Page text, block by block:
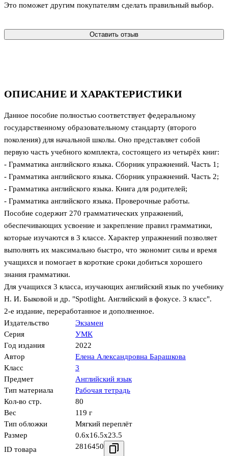
ОПИСАНИЕ И ХАРАКТЕРИСТИКИ
Данное пособие полностью соответствует федеральному
государственному образовательному стандарту (второго
поколения) для начальной школы. Оно представляет собой
первую часть учебного комплекта, состоящего из четырёх книг:
- Грамматика английского языка. Сборник упражнений. Часть 1;
- Грамматика английского языка. Сборник упражнений. Часть 2;
- Грамматика английского языка. Книга для родителей;
- Грамматика английского языка. Проверочные работы.
Пособие содержит 270 грамматических упражнений,
обеспечивающих усвоение и закрепление правил грамматики,
которые изучаются в 3 классе. Характер упражнений позволяет
выполнять их максимально быстро, что экономит силы и время
учащихся и помогает в короткие сроки добиться хорошего
знания грамматики.
Для учащихся 3 класса, изучающих английский язык по учебнику
Н. И. Быковой и др. "Spotlight. Английский в фокусе. 3 класс".
2-е издание, переработанное и дополненное.
Издательство
Экзамен
Серия
УМК
Год издания
2022
Автор
Елена Александровна Барашкова
Класс
3
Предмет
Английский язык
Тип материала
Рабочая тетрадь
Кол-во стр.
80
Вес
119 г
Тип обложки
Мягкий переплёт
Размер
0.6x16.5x23.5
ID товара
2816450
Это поможет другим покупателям сделать правильный выбор.
Оставить отзыв